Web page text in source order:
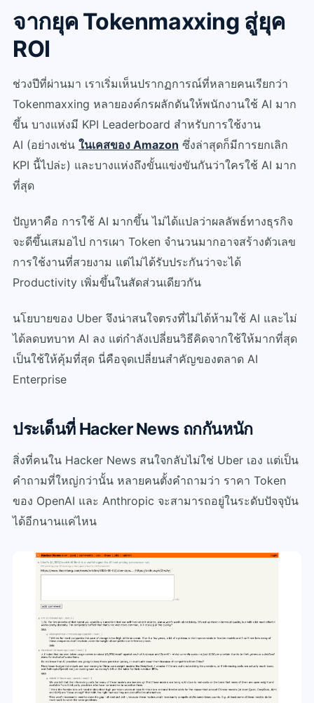
จากยุค Tokenmaxxing สู่ยุค
ROI
ช่วงปีที่ผ่านมา เราเริ่มเห็นปรากฏการณ์ที่หลายคนเรียกว่า
Tokenmaxxing หลายองค์กรผลักดันให้พนักงานใช้ AI มาก
ขึ้น บางแห่งมี KPI Leaderboard สำหรับการใช้งาน
AI (อย่างเช่น ในเคสของ Amazon ซึ่งล่าสุดก็มีการยกเลิก
KPI นี้ไปล่ะ) และบางแห่งถึงขั้นแข่งขันกันว่าใครใช้ AI มาก
ที่สุด
ปัญหาคือ การใช้ AI มากขึ้น ไม่ได้แปลว่าผลลัพธ์ทางธุรกิจ
จะดีขึ้นเสมอไป การเผา Token จำนวนมากอาจสร้างตัวเลข
การใช้งานที่สวยงาม แต่ไม่ได้รับประกันว่าจะได้
Productivity เพิ่มขึ้นในสัดส่วนเดียวกัน
นโยบายของ Uber จึงน่าสนใจตรงที่ไม่ได้ห้ามใช้ AI และไม่
ได้ลดบทบาท AI ลง แต่กำลังเปลี่ยนวิธีคิดจากใช้ให้มากที่สุด
เป็นใช้ให้คุ้มที่สุด นี่คือจุดเปลี่ยนสำคัญของตลาด AI
Enterprise
ประเด็นที่ Hacker News ถกกันหนัก
สิ่งที่คนใน Hacker News สนใจกลับไม่ใช่ Uber เอง แต่เป็น
คำถามที่ใหญ่กว่านั้น หลายคนตั้งคำถามว่า ราคา Token
ของ OpenAI และ Anthropic จะสามารถอยู่ในระดับปัจจุบัน
ได้อีกนานแค่ไหน